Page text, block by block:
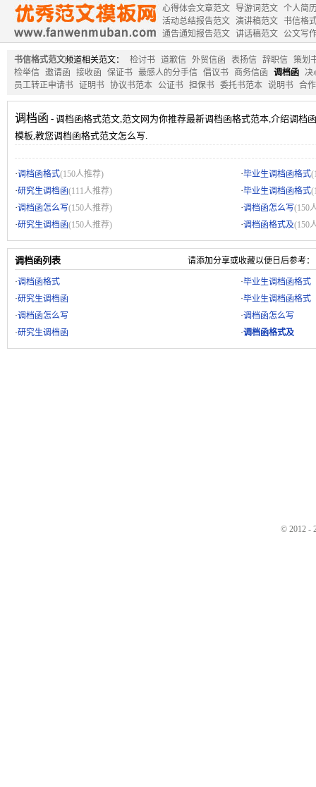
心得体会文章范文 导游词范文 个人简
活动总结报告范文 演讲稿范文 书信格
通告通知报告范文 讲话稿范文 公文写
书信格式范文频道相关范文： 检讨书 道歉信 外贸信函 表扬信 辞职信 策划
检举信 邀请函 接收函 保证书 最感人的分手信 倡议书 商务信函 调档函 决
员工转正申请书 证明书 协议书范本 公证书 担保书 委托书范本 说明书 合
调档函 - 调档函格式范文,范文网为你推荐最新调档函格式范本,介绍调档
模板,教您调档函格式范文怎么写.
·调档函格式(150人推荐) ·毕业生调档函格式
·研究生调档函(111人推荐) ·毕业生调档函格式
·调档函怎么写(150人推荐) ·调档函怎么写(150
·研究生调档函(150人推荐) ·调档函格式及(150
调档函列表 请添加分享或收藏以便日后参考：
·调档函格式 ·毕业生调档函格式
·研究生调档函 ·毕业生调档函格式
·调档函怎么写 ·调档函怎么写
·研究生调档函 ·调档函格式及
© 2012 -